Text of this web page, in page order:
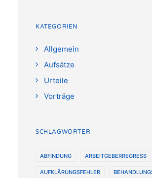
KATEGORIEN
Allgemein
Aufsätze
Urteile
Vorträge
SCHLAGWÖRTER
ABFINDUNG ARBEITGEBERREGRESS
AUFKLÄRUNGSFEHLER